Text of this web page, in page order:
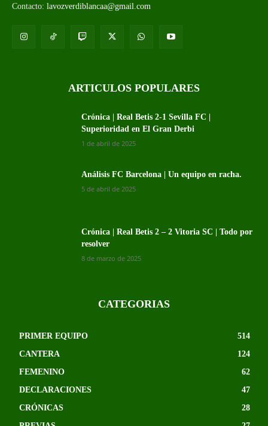
Contacto: lavozverdiblancaa@gmail.com
ARTICULOS POPULARES
Crónica | Real Betis 2-1 Sevilla FC |
Superioridad en El Gran Derbi
1 de abril de 2025
Análisis FC Barcelona | Un equipo en racha.
5 de abril de 2025
Crónica | Real Betis 2 – 2 Vitoria SC | Todo por
resolver
8 de marzo de 2025
CATEGORIAS
PRIMER EQUIPO
514
CANTERA
124
FEMENINO
62
DECLARACIONES
47
CRÓNICAS
28